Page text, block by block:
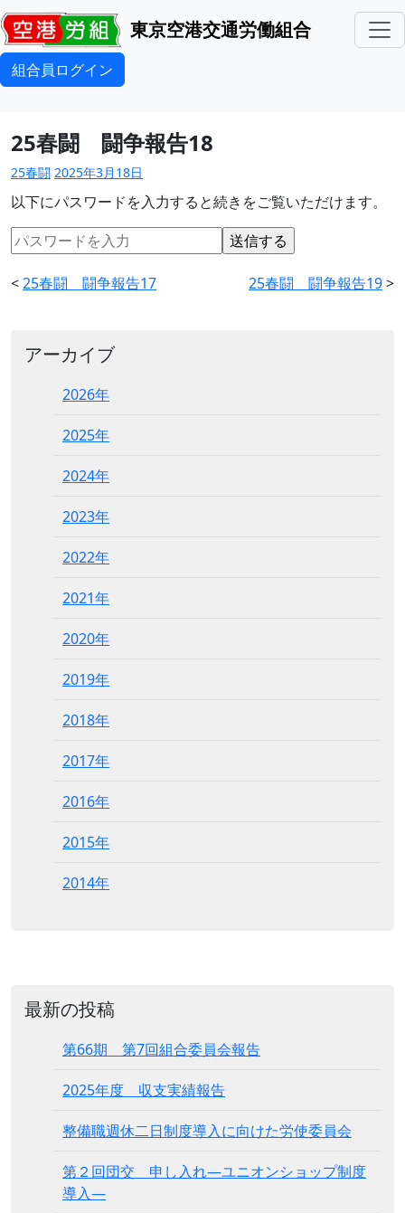
東京空港交通労働組合
組合員ログイン
アーカイブ
2026年
2025年
2024年
2023年
2022年
2021年
2020年
2019年
2018年
2017年
2016年
2015年
2014年
25春闘 闘争報告18
25春闘 2025年3月18日
以下にパスワードを入力すると続きをご覧いただけます。
<25春闘 闘争報告17 25春闘 闘争報告19>
最新の投稿
第66期 第7回組合委員会報告
2025年度 収支実績報告
整備職週休二日制度導入に向けた労使委員会
第２回団交 申し入れ―ユニオンショップ制度
導入―